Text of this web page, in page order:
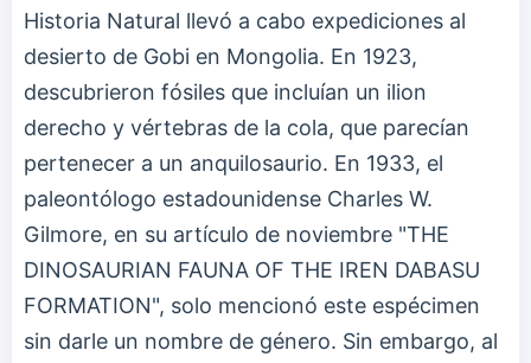
Historia Natural llevó a cabo expediciones al
desierto de Gobi en Mongolia. En 1923,
descubrieron fósiles que incluían un ilion
derecho y vértebras de la cola, que parecían
pertenecer a un anquilosaurio. En 1933, el
paleontólogo estadounidense Charles W.
Gilmore, en su artículo de noviembre "THE
DINOSAURIAN FAUNA OF THE IREN DABASU
FORMATION", solo mencionó este espécimen
sin darle un nombre de género. Sin embargo, al